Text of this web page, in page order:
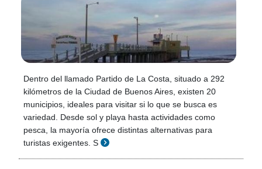
Dentro del llamado Partido de La Costa, situado a 292
kilómetros de la Ciudad de Buenos Aires, existen 20
municipios, ideales para visitar si lo que se busca es
variedad. Desde sol y playa hasta actividades como
pesca, la mayoría ofrece distintas alternativas para
turistas exigentes. S